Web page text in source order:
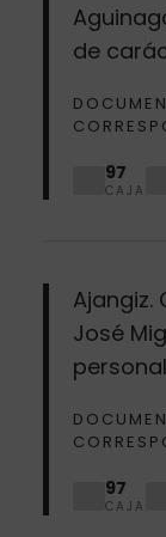
de
97
CAJA
Ajangiz.
José
97
CAJA